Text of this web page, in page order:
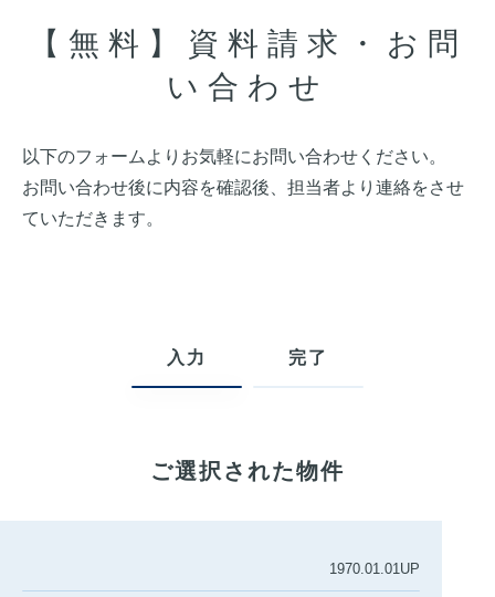
【無料】資料請求・お問
い合わせ
以下のフォームよりお気軽にお問い合わせください。
お問い合わせ後に内容を確認後、担当者より連絡をさせ
ていただきます。
入力 完了
ご選択された物件
1970.01.01UP